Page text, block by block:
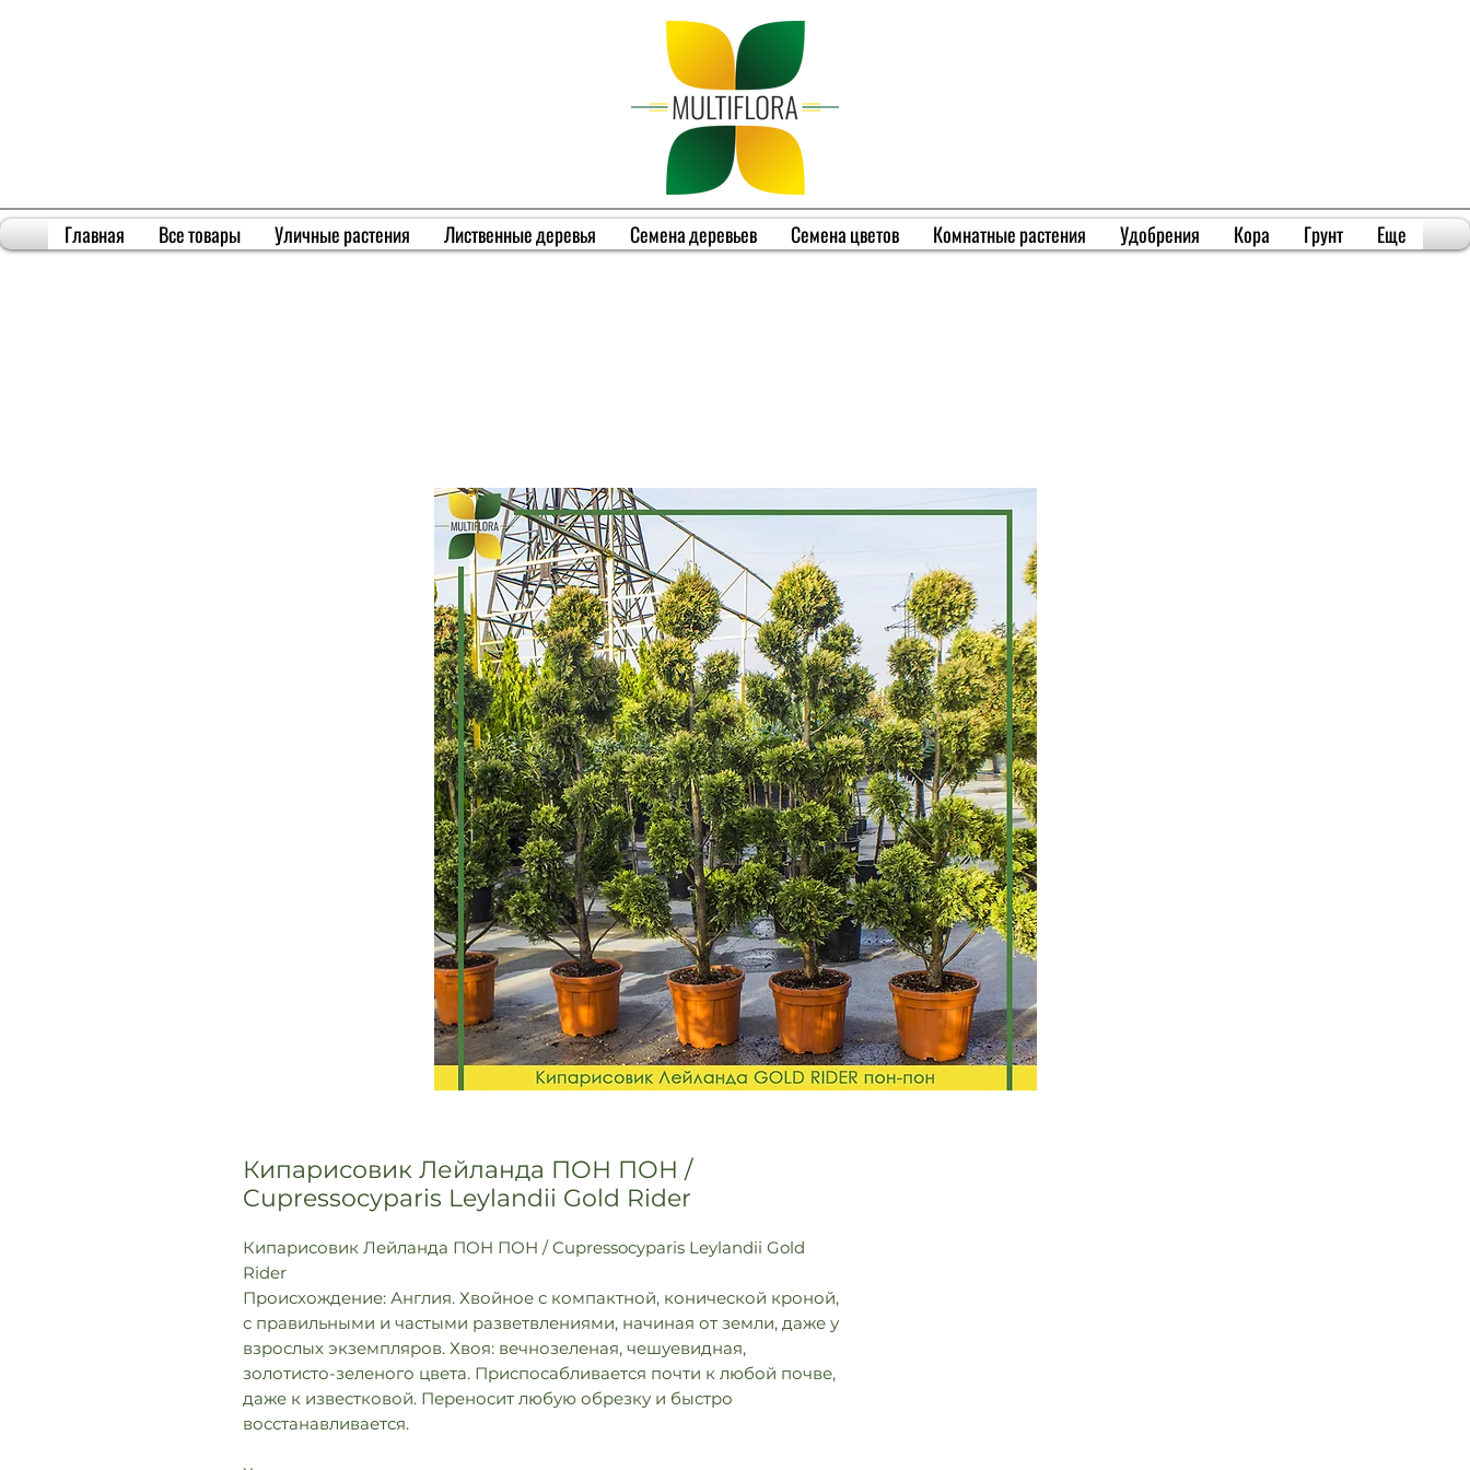
Главная Все товары Уличные растения Лиственные деревья Семена деревьев Семена цветов Комнатные растения Удобрения Кора Грунт Еще
Кипарисовик Лейланда ПОН ПОН /
Cupressocyparis Leylandii Gold Rider
Кипарисовик Лейланда ПОН ПОН / Cupressocyparis Leylandii Gold
Rider
Происхождение: Англия. Хвойное с компактной, конической кроной,
с правильными и частыми разветвлениями, начиная от земли, даже у
взрослых экземпляров. Хвоя: вечнозеленая, чешуевидная,
золотисто-зеленого цвета. Приспосабливается почти к любой почве,
даже к известковой. Переносит любую обрезку и быстро
восстанавливается.